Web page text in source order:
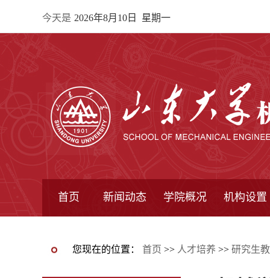
今天是 2026年8月10日 星期一
首页 新闻动态 学院概况 机构设置
您现在的位置： 首页 >> 人才培养 >> 研究生